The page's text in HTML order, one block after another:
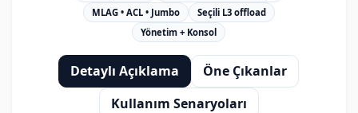
MLAG • ACL • Jumbo
Seçili L3 offload
Yönetim + Konsol
Detaylı Açıklama
Öne Çıkanlar
Kullanım Senaryoları